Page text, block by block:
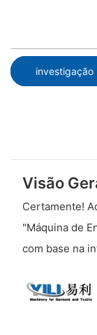
investigação
Visão
Certamente!
"Máquina de
com base na